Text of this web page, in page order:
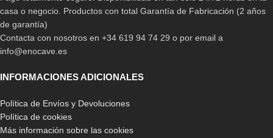
casa o negocio. Productos con total Garantía de Fabricación (2 años
de garantía)
Contacta con nosotros en +34 619 94 74 29 o por email a
info@enocave.es
INFORMACIONES ADICIONALES
Política de Envíos y Devoluciones
Política de cookies
Más información sobre las cookies